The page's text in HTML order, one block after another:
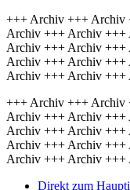
+++ Archiv +++ Archiv
Archiv +++ Archiv
Archiv +++ Archiv
Archiv +++ Archiv
Archiv +++ Archiv
+++ Archiv +++ Archiv
Archiv +++ Archiv
Archiv +++ Archiv
Archiv +++ Archiv
Archiv +++ Archiv
Direkt zum